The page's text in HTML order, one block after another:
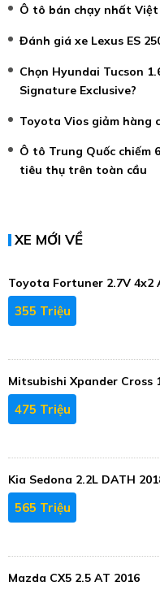
Ô tô bán chạy nhất Việt
Đánh giá xe Lexus ES
Chọn Hyundai Tucson
Signature Exclusive?
Toyota Vios giảm hàng
Ô tô Trung Quốc chiếm
tiêu thụ trên toàn cầu
XE MỚI VỀ
Toyota Fortuner 2.7V 4x2
355 Triệu
Mitsubishi Xpander Cross
475 Triệu
Kia Sedona 2.2L DATH
565 Triệu
Mazda CX5 2.5 AT 2016